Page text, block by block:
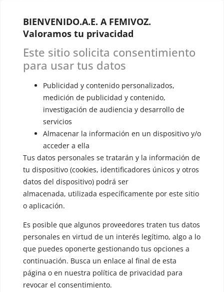
BIENVENIDO.A.E. A FEMIVOZ.
Valoramos tu privacidad
Este sitio solicita consentimiento
para usar tus datos
Publicidad y contenido personalizados,
medición de publicidad y contenido,
investigación de audiencia y desarrollo de
servicios
Almacenar la información en un dispositivo y/o
acceder a ella
Tus datos personales se tratarán y la información de
tu dispositivo (cookies, identificadores únicos y otros
datos del dispositivo) podrá ser
almacenada, utilizada específicamente por este sitio
o aplicación.
Es posible que algunos proveedores traten tus datos
personales en virtud de un interés legítimo, algo a lo
que puedes oponerte gestionando tus opciones a
continuación. Busca un enlace al final de esta
página o en nuestra política de privacidad para
revocar el consentimiento.
VOCES LGBTQIA+ 🏳️‍🌈
▪️ Feminización de la voz
▪️ Masculinización de la voz
▪️ Neutralización de la voz
▪️ Dualización de la voz
▪️ Androginización de la voz
OTRAS SESIONES
▪️ Caracterización de la voz
▪️ Voz virilizada por esteroides
▪️ Modificación del acento
🟥 CIRUGÍA: Glotoplastia
CONTACTO Y CITAS
✅Pide tu CITA ONLINE
WhatsApp :+34 625 14 46 47